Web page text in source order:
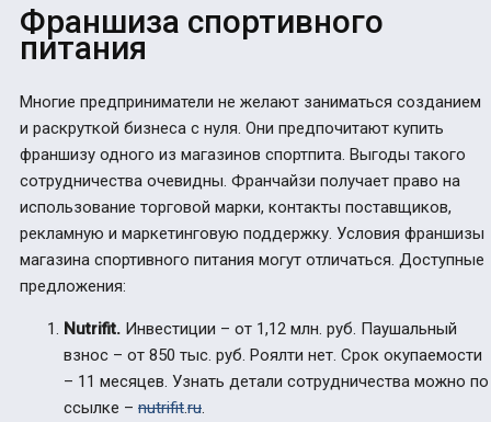
Франшиза спортивного
питания
Многие предприниматели не желают заниматься созданием
и раскруткой бизнеса с нуля. Они предпочитают купить
франшизу одного из магазинов спортпита. Выгоды такого
сотрудничества очевидны. Франчайзи получает право на
использование торговой марки, контакты поставщиков,
рекламную и маркетинговую поддержку. Условия франшизы
магазина спортивного питания могут отличаться. Доступные
предложения:
Nutrifit. Инвестиции – от 1,12 млн. руб. Паушальный
взнос – от 850 тыс. руб. Роялти нет. Срок окупаемости
– 11 месяцев. Узнать детали сотрудничества можно по
ссылке – nutrifitru